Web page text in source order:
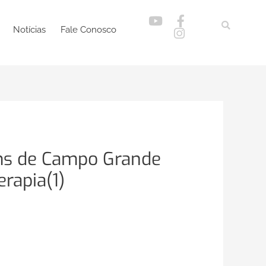
Notícias Fale Conosco
de Campo Grande